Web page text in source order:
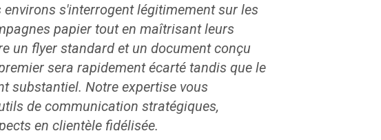
s'interrogent légitimement sur les
papier tout en maîtrisant leurs
un flyer standard et un document conçu
sera rapidement écarté tandis que le
substantiel. Notre expertise vous
de communication stratégiques,
en clientèle fidélisée.